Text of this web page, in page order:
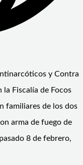
y Contra
la Fiscalía de Focos
familiares de los dos
arma de fuego de
8 de febrero,